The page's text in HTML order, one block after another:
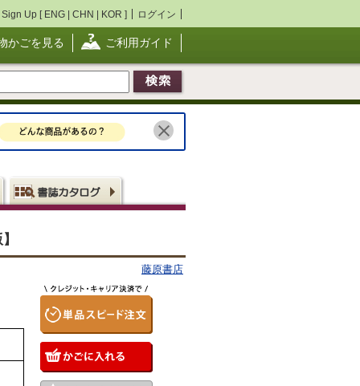
Sign Up [ ENG | CHN | KOR ] ログイン
かごを見る ご利用ガイド
藤原書店